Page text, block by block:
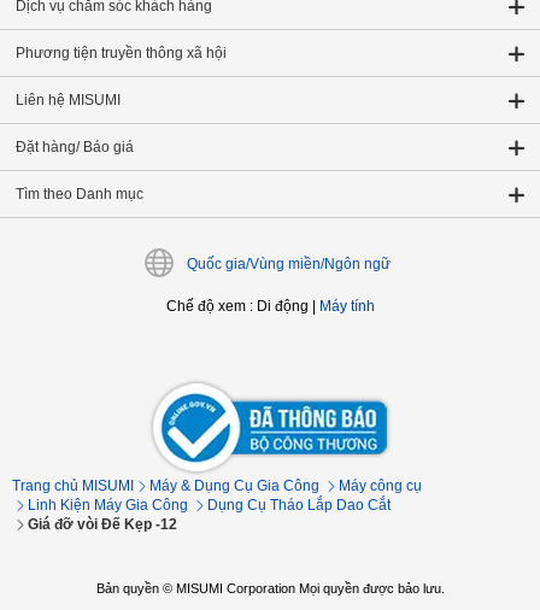
Dịch vụ chăm sóc khách hàng
Phương tiện truyền thông xã hội
Liên hệ MISUMI
Đặt hàng/ Báo giá
Tìm theo Danh mục
Quốc gia/Vùng miền/Ngôn ngữ
Chế độ xem: Di động Máy tính
Trang chủ MISUMI Máy & Dụng Cụ Gia Công
Máy công cụ
Linh Kiện Máy Gia Công
Dụng Cụ Tháo Lắp Dao Cắt
Giá đỡ vòi Đế Kẹp -12
Bản quyền © MISUMI Corporation Mọi quyền được bảo lưu.